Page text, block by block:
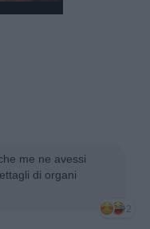
me ne avessi
di organi
2